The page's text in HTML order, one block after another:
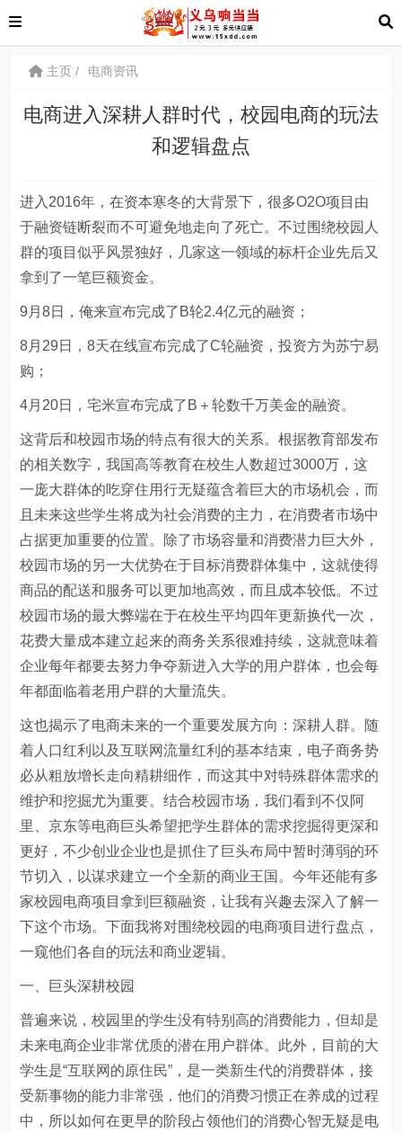
主页 电商资讯
电商进入深耕人群时代，校园电商的玩法
和逻辑盘点
进入2016年，在资本寒冬的大背景下，很多O2O项目由
于融资链断裂而不可避免地走向了死亡。不过围绕校园人
群的项目似乎风景独好，几家这一领域的标杆企业先后又
拿到了一笔巨额资金。
9月8日，俺来宣布完成了B轮2.4亿元的融资；
8月29日，8天在线宣布完成了C轮融资，投资方为苏宁易
购；
4月20日，宅米宣布完成了B＋轮数千万美金的融资。
这背后和校园市场的特点有很大的关系。根据教育部发布
的相关数字，我国高等教育在校生人数超过3000万，这
一庞大群体的吃穿住用行无疑蕴含着巨大的市场机会，而
且未来这些学生将成为社会消费的主力，在消费者市场中
占据更加重要的位置。除了市场容量和消费潜力巨大外，
校园市场的另一大优势在于目标消费群体集中，这就使得
商品的配送和服务可以更加地高效，而且成本较低。不过
校园市场的最大弊端在于在校生平均四年更新换代一次，
花费大量成本建立起来的商务关系很难持续，这就意味着
企业每年都要去努力争夺新进入大学的用户群体，也会每
年都面临着老用户群的大量流失。
这也揭示了电商未来的一个重要发展方向：深耕人群。随
着人口红利以及互联网流量红利的基本结束，电子商务势
必从粗放增长走向精耕细作，而这其中对特殊群体需求的
维护和挖掘尤为重要。结合校园市场，我们看到不仅阿
里、京东等电商巨头希望把学生群体的需求挖掘得更深和
更好，不少创业企业也是抓住了巨头布局中暂时薄弱的环
节切入，以谋求建立一个全新的商业王国。今年还能有多
家校园电商项目拿到巨额融资，让我有兴趣去深入了解一
下这个市场。下面我将对围绕校园的电商项目进行盘点，
一窥他们各自的玩法和商业逻辑。
一、巨头深耕校园
普遍来说，校园里的学生没有特别高的消费能力，但却是
未来电商企业非常优质的潜在用户群体。此外，目前的大
学生是“互联网的原住民”，是一类新生代的消费群体，接
受新事物的能力非常强，他们的消费习惯正在养成的过程
中，所以如何在更早的阶段占领他们的消费心智无疑是电